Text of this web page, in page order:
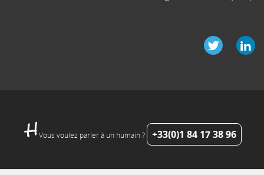
Vous voulez parler à un humain ? +33(0)1 84 17 38 96